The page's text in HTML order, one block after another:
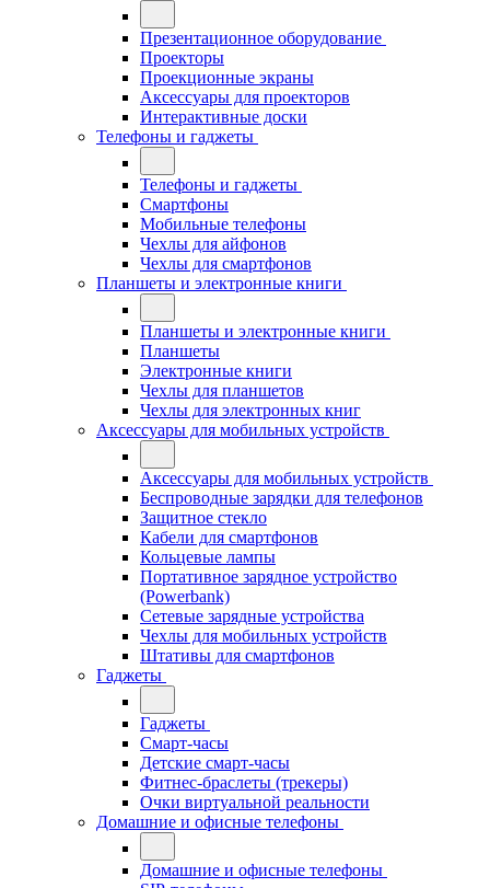
Презентационное оборудование
Проекторы
Проекционные экраны
Аксессуары для проекторов
Интерактивные доски
Телефоны и гаджеты
Телефоны и гаджеты
Смартфоны
Мобильные телефоны
Чехлы для айфонов
Чехлы для смартфонов
Планшеты и электронные книги
Планшеты и электронные книги
Планшеты
Электронные книги
Чехлы для планшетов
Чехлы для электронных книг
Аксессуары для мобильных устройств
Аксессуары для мобильных устройств
Беспроводные зарядки для телефонов
Защитное стекло
Кабели для смартфонов
Кольцевые лампы
Портативное зарядное устройство
(Powerbank)
Сетевые зарядные устройства
Чехлы для мобильных устройств
Штативы для смартфонов
Гаджеты
Гаджеты
Смарт-часы
Детские смарт-часы
Фитнес-браслеты (трекеры)
Очки виртуальной реальности
Домашние и офисные телефоны
Домашние и офисные телефоны